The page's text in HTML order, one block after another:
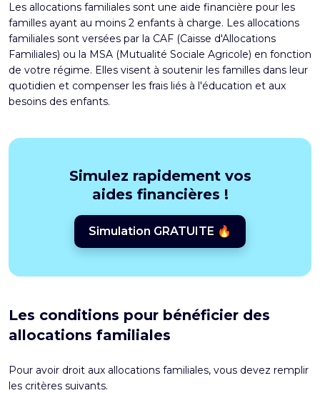
Les allocations familiales sont une aide financière pour les
familles ayant au moins 2 enfants à charge. Les allocations
familiales sont versées par la CAF (Caisse d'Allocations
Familiales) ou la MSA (Mutualité Sociale Agricole) en fonction
de votre régime. Elles visent à soutenir les familles dans leur
quotidien et compenser les frais liés à l'éducation et aux
besoins des enfants.
Simulez rapidement vos
aides financières !
Simulation GRATUITE 🔥
Les conditions pour bénéficier des
allocations familiales
Pour avoir droit aux allocations familiales, vous devez remplir
les critères suivants.